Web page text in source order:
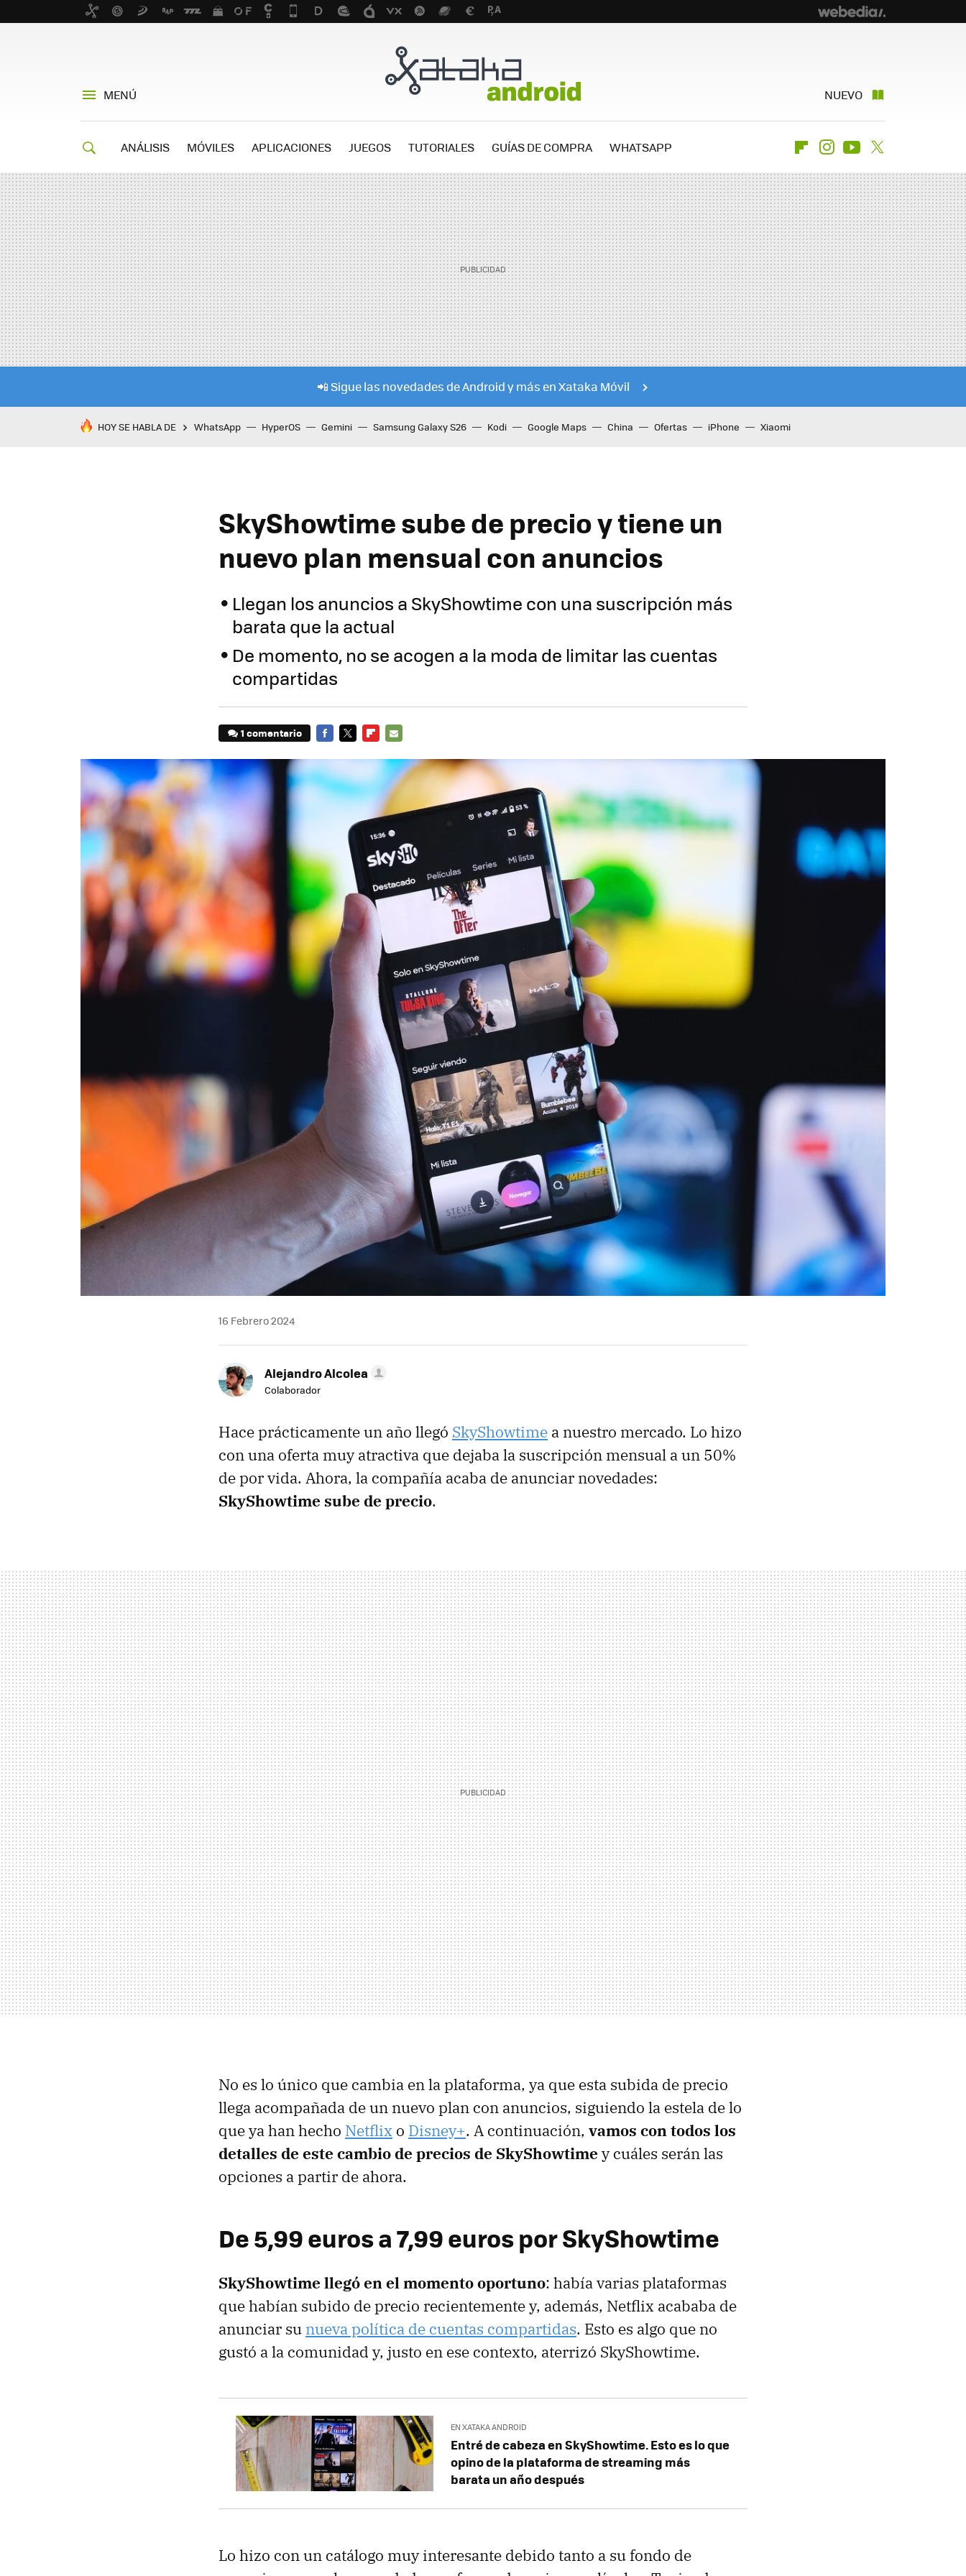
MENÚ NUEVO
ANÁLISIS MÓVILES APLICACIONES JUEGOS TUTORIALES GUÍAS DE COMPRA WHATSAPP FlipboardInstagramYoutube
📲 Sigue las novedades de Android y más en Xataka Móvil
HOY SE HABLA DE WhatsApp HyperOS Gemini Samsung Galaxy S26 Kodi Google Maps China Ofertas iPhone Xiaomi
SkyShowtime sube de precio y tiene un
nuevo plan mensual con anuncios
Llegan los anuncios a SkyShowtime con una suscripción más
barata que la actual
De momento, no se acogen a la moda de limitar las cuentas
compartidas
1 comentario
MAIL
16 Febrero 2024
Alejandro Alcolea
Colaborador
Hace prácticamente un año llegó SkyShowtime a nuestro mercado. Lo hizo
con una oferta muy atractiva que dejaba la suscripción mensual a un 50%
de por vida. Ahora, la compañía acaba de anunciar novedades:
SkyShowtime sube de precio.
No es lo único que cambia en la plataforma, ya que esta subida de precio
llega acompañada de un nuevo plan con anuncios, siguiendo la estela de lo
que ya han hecho Netflix o Disney+. A continuación, vamos con todos los
detalles de este cambio de precios de SkyShowtime y cuáles serán las
opciones a partir de ahora.
De 5,99 euros a 7,99 euros por SkyShowtime
SkyShowtime llegó en el momento oportuno: había varias plataformas
que habían subido de precio recientemente y, además, Netflix acababa de
anunciar su nueva política de cuentas compartidas. Esto es algo que no
gustó a la comunidad y, justo en ese contexto, aterrizó SkyShowtime.
EN XATAKA ANDROID
Entré de cabeza en SkyShowtime. Esto es lo que
opino de la plataforma de streaming más
barata un año después
Lo hizo con un catálogo muy interesante debido tanto a su fondo de